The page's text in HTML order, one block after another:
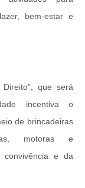
bem-estar e
que será
incentiva o
de brincadeiras
motoras e
convivência e da